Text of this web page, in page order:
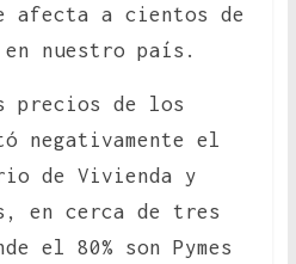
afecta a cientos de
nuestro país.
precios de los
negativamente el
de Vivienda y
en cerca de tres
el 80% son Pymes